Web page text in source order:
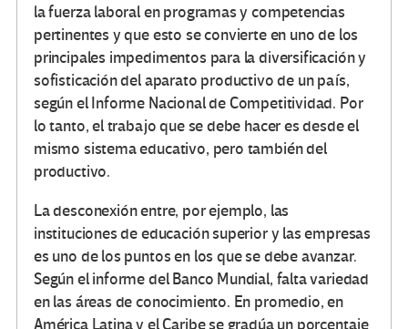
la fuerza laboral en programas y competencias
pertinentes y que esto se convierte en uno de los
principales impedimentos para la diversificación y
sofisticación del aparato productivo de un país,
según el Informe Nacional de Competitividad. Por
lo tanto, el trabajo que se debe hacer es desde el
mismo sistema educativo, pero también del
productivo.
La desconexión entre, por ejemplo, las
instituciones de educación superior y las empresas
es uno de los puntos en los que se debe avanzar.
Según el informe del Banco Mundial, falta variedad
en las áreas de conocimiento. En promedio, en
América Latina y el Caribe se gradúa un porcentaje